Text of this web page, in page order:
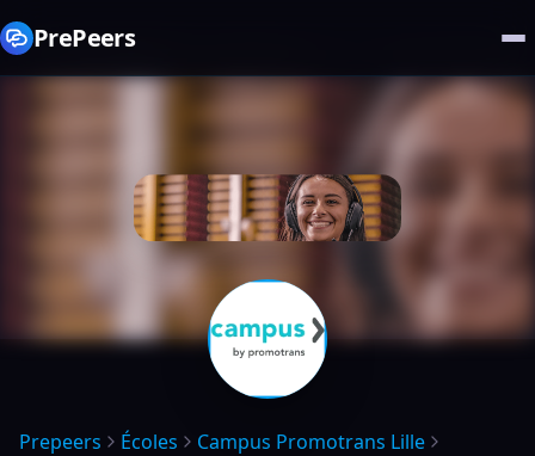
PrePeers
Prepeers Écoles
Campus Promotrans Lille